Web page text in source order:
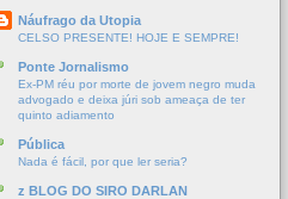
Náufrago da Utopia
CELSO PRESENTE! HOJE E SEMPRE!
Ponte Jornalismo
Ex-PM réu por morte de jovem negro muda
advogado e deixa júri sob ameaça de ter
quinto adiamento
Pública
Nada é fácil, por que ler seria?
z BLOG DO SIRO DARLAN